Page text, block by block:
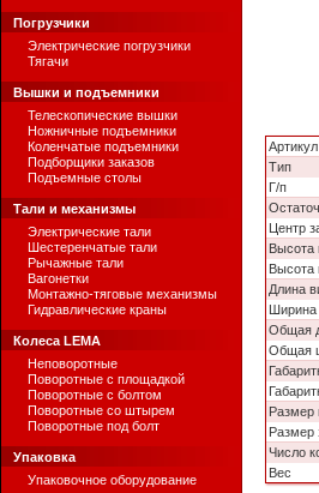
Погрузчики
Электрические погрузчики
Тягачи
Вышки и подъемники
Телескопические вышки
Ножничные подъемники
Коленчатые подъемники
Подборщики заказов
Подъемные столы
Тали и механизмы
Электрические тали
Шестеренчатые тали
Рычажные тали
Вагонетки
Монтажно-тяговые механизмы
Гидравлические краны
Колеса LEMA
Неповоротные
Поворотные с площадкой
Поворотные с болтом
Поворотные со штырем
Поворотные под болт
Упаковка
Упаковочное оборудование
Артикул
Тип
Г/п
Центр
Высота
Высота
Длина
Ширина
Общая
Общая
Размер
Размер
Число
Вес